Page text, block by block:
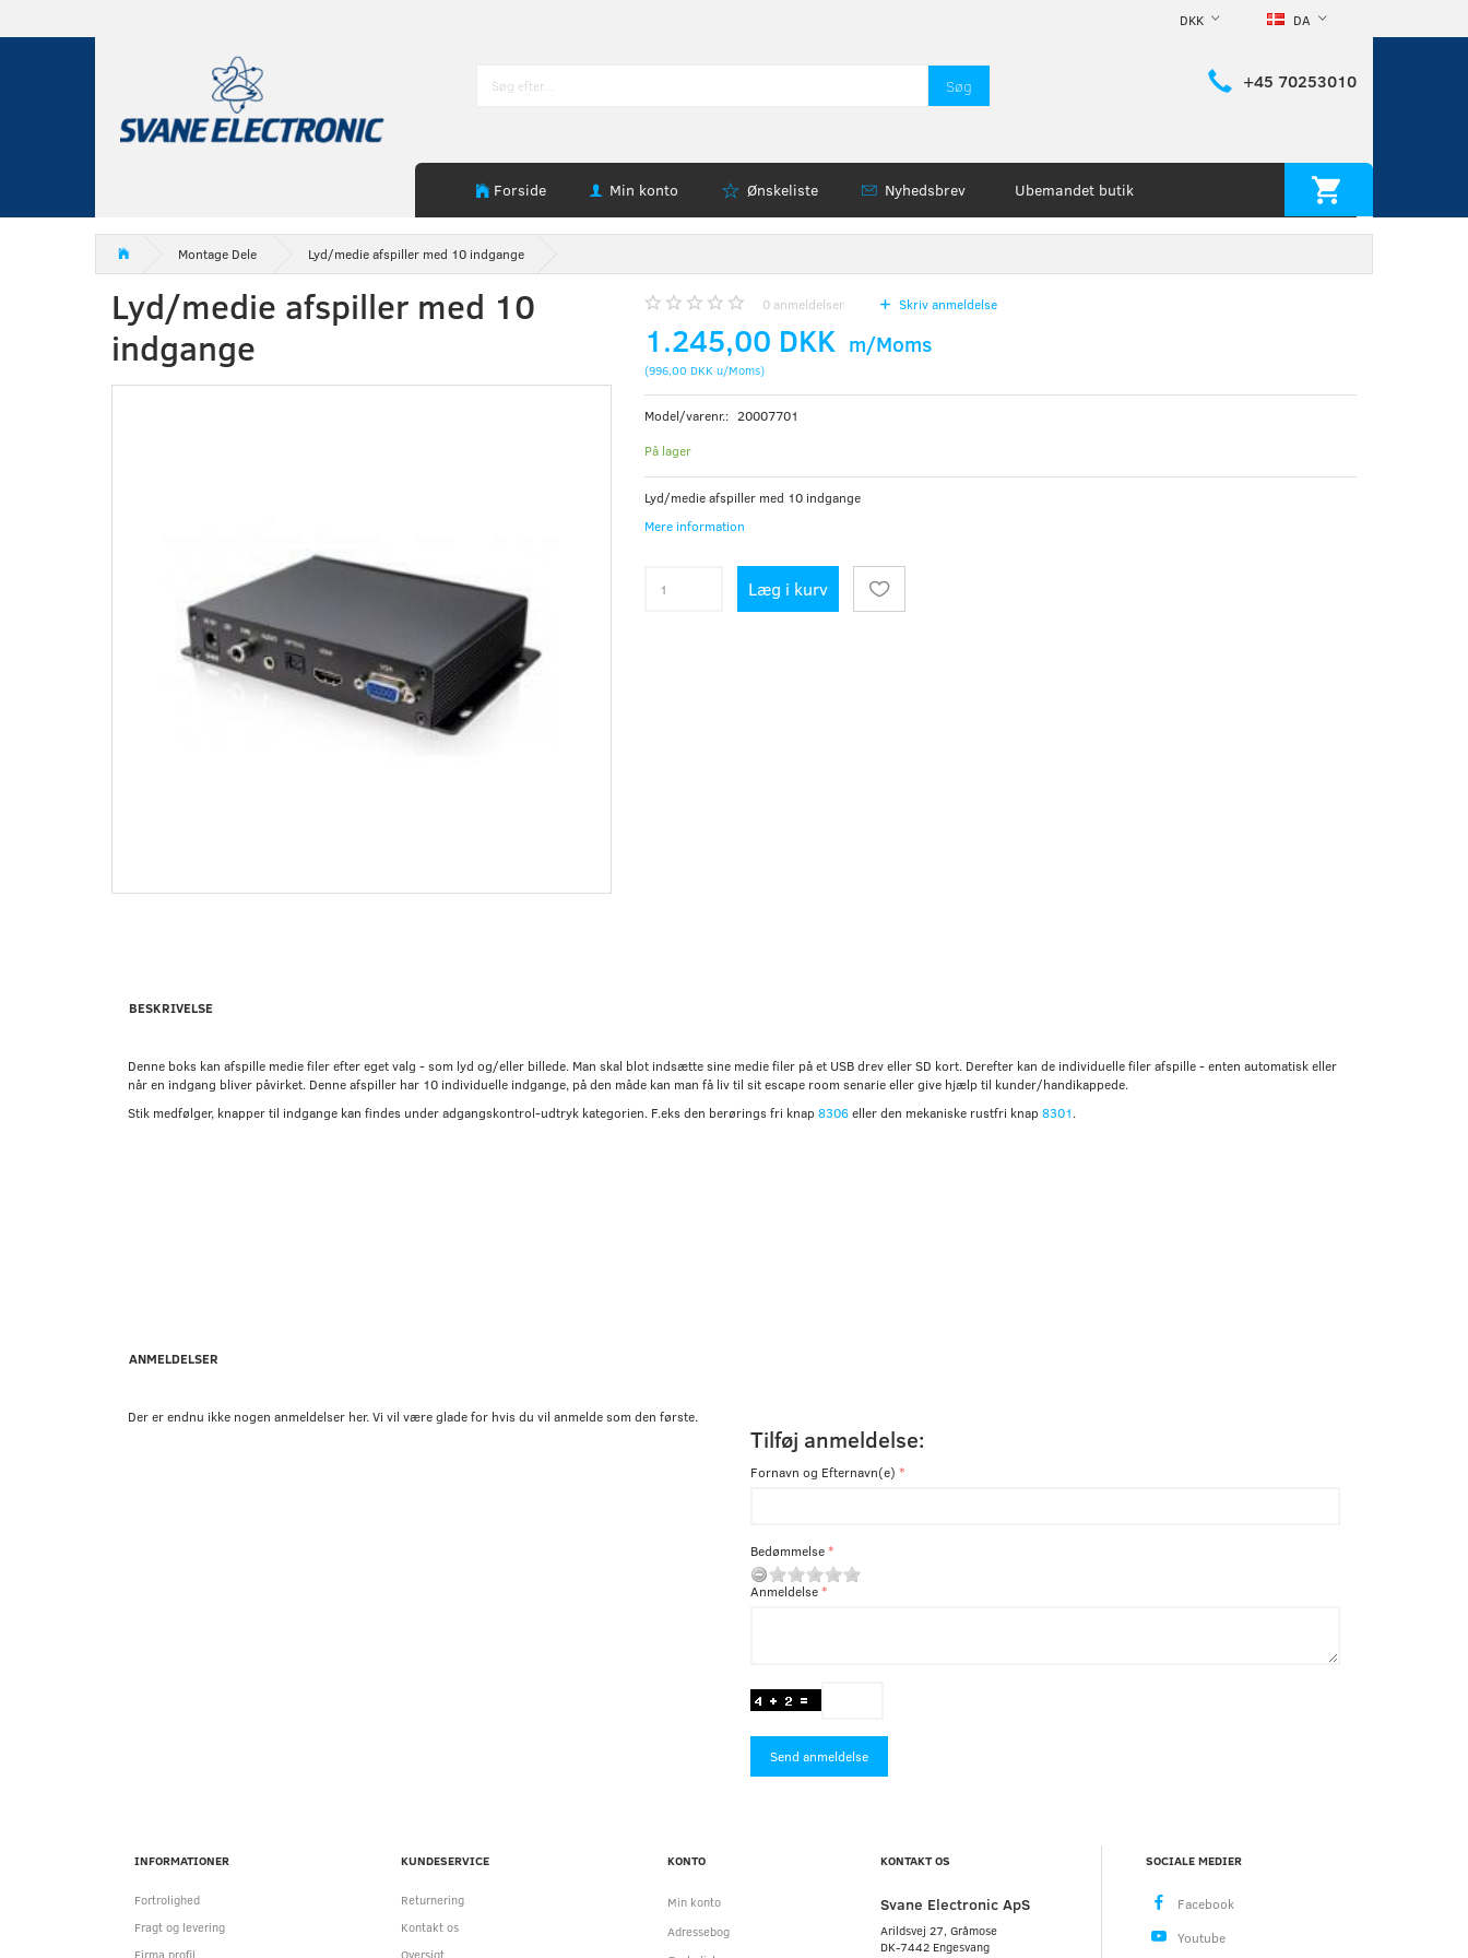
DA
DKK
Søg +45 70253010
Forside Min konto Ønskeliste Nyhedsbrev Ubemandet butik
Montage Dele Lyd/medie afspiller med 10 indgange
Lyd/medie afspiller med 10
indgange
0anmeldelser Skriv anmeldelse
1.245,00 DKK m/Moms
(996,00 DKKu/Moms)
Model/varenr.: 20007701
På lager
Lyd/medie afspiller med 10 indgange
Mere information
Læg i kurv
BESKRIVELSE
Denne boks kan afspille medie filer efter eget valg - som lyd og/eller billede. Man skal blot indsætte sine medie filer på et USB drev eller SD kort. Derefter kan de individuelle filer afspille - enten automatisk eller
når en indgang bliver påvirket. Denne afspiller har 10 individuelle indgange, på den måde kan man få liv til sit escape room senarie eller give hjælp til kunder/handikappede.
Stik medfølger, knapper til indgange kan findes under adgangskontrol-udtryk kategorien. F.eks den berørings fri knap8306eller den mekaniske rustfri knap8301.
ANMELDELSER
Der er endnu ikke nogen anmeldelser her. Vi vil være glade for hvis du vil anmelde som den første.
Tilføj anmeldelse:
Fornavn og Efternavn(e)
Bedømmelse
Anmeldelse
Send anmeldelse
INFORMATIONER
Fortrolighed
Fragt og levering
Firma profil
KUNDESERVICE
Returnering
Kontakt os
Oversigt
KONTO
Min konto
Adressebog
KONTAKT OS
Svane Electronic ApS
Arildsvej 27, Gråmose
DK-7442 Engesvang
SOCIALE MEDIER